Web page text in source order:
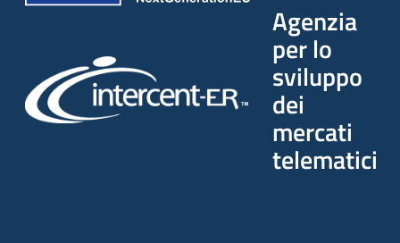
Agenzia
per lo
sviluppo
dei
mercati
telematici